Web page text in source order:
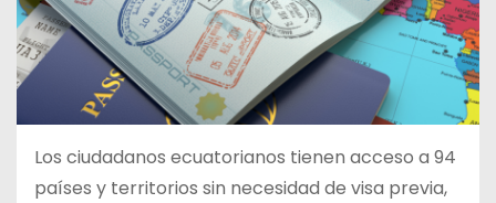
Los ciudadanos ecuatorianos tienen acceso a 94
países y territorios sin necesidad de visa previa,